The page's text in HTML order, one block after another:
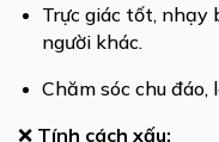
Trực giác tốt, nhạy
người khác.
Chăm sóc chu
❌ Tính cách xấu: